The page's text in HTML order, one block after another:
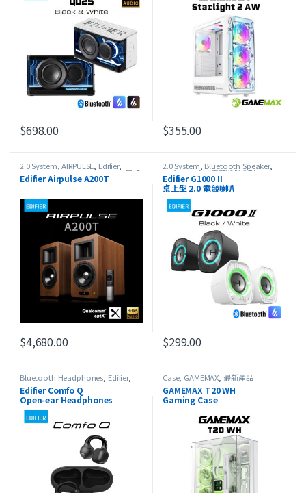
$698.00
此產品有多種款式。 可在產品頁面選擇選項
$355.00
2.0 System,AIRPULSE, Edifier,
Home Theater, Studio Series, 最新
產品
Edifier Airpulse A200T
$4,680.00
2.0 System, Bluetooth Speaker,
Edifier Edifier 電競遊戲系列 USB
Speaker,最新產品
Edifier G1000 II
桌上型 2.0 電競喇叭
$299.00
此產品有多種款式。 可在產品頁
Bluetooth Headphones, Edifier,
HeadSet, Open-ear Headphones
最新產品
Edifier Comfo Q
Open-ear Headphones
Case, GAMEMAX, 最新產品
GAMEMAX T20 WH
Gaming Case